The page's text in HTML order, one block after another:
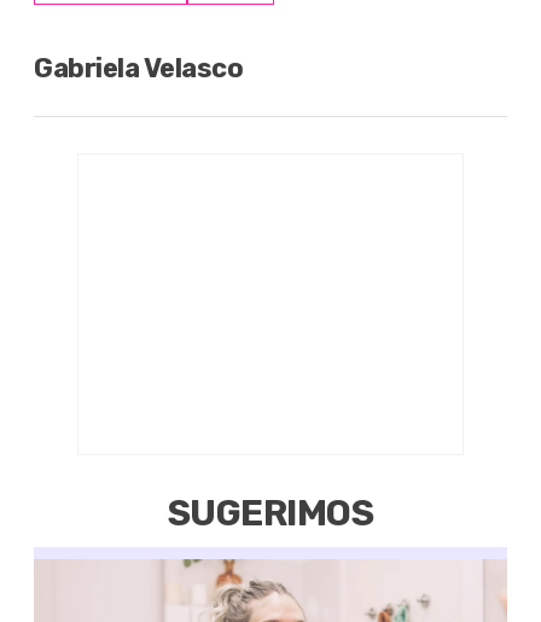
Gabriela Velasco
SUGERIMOS